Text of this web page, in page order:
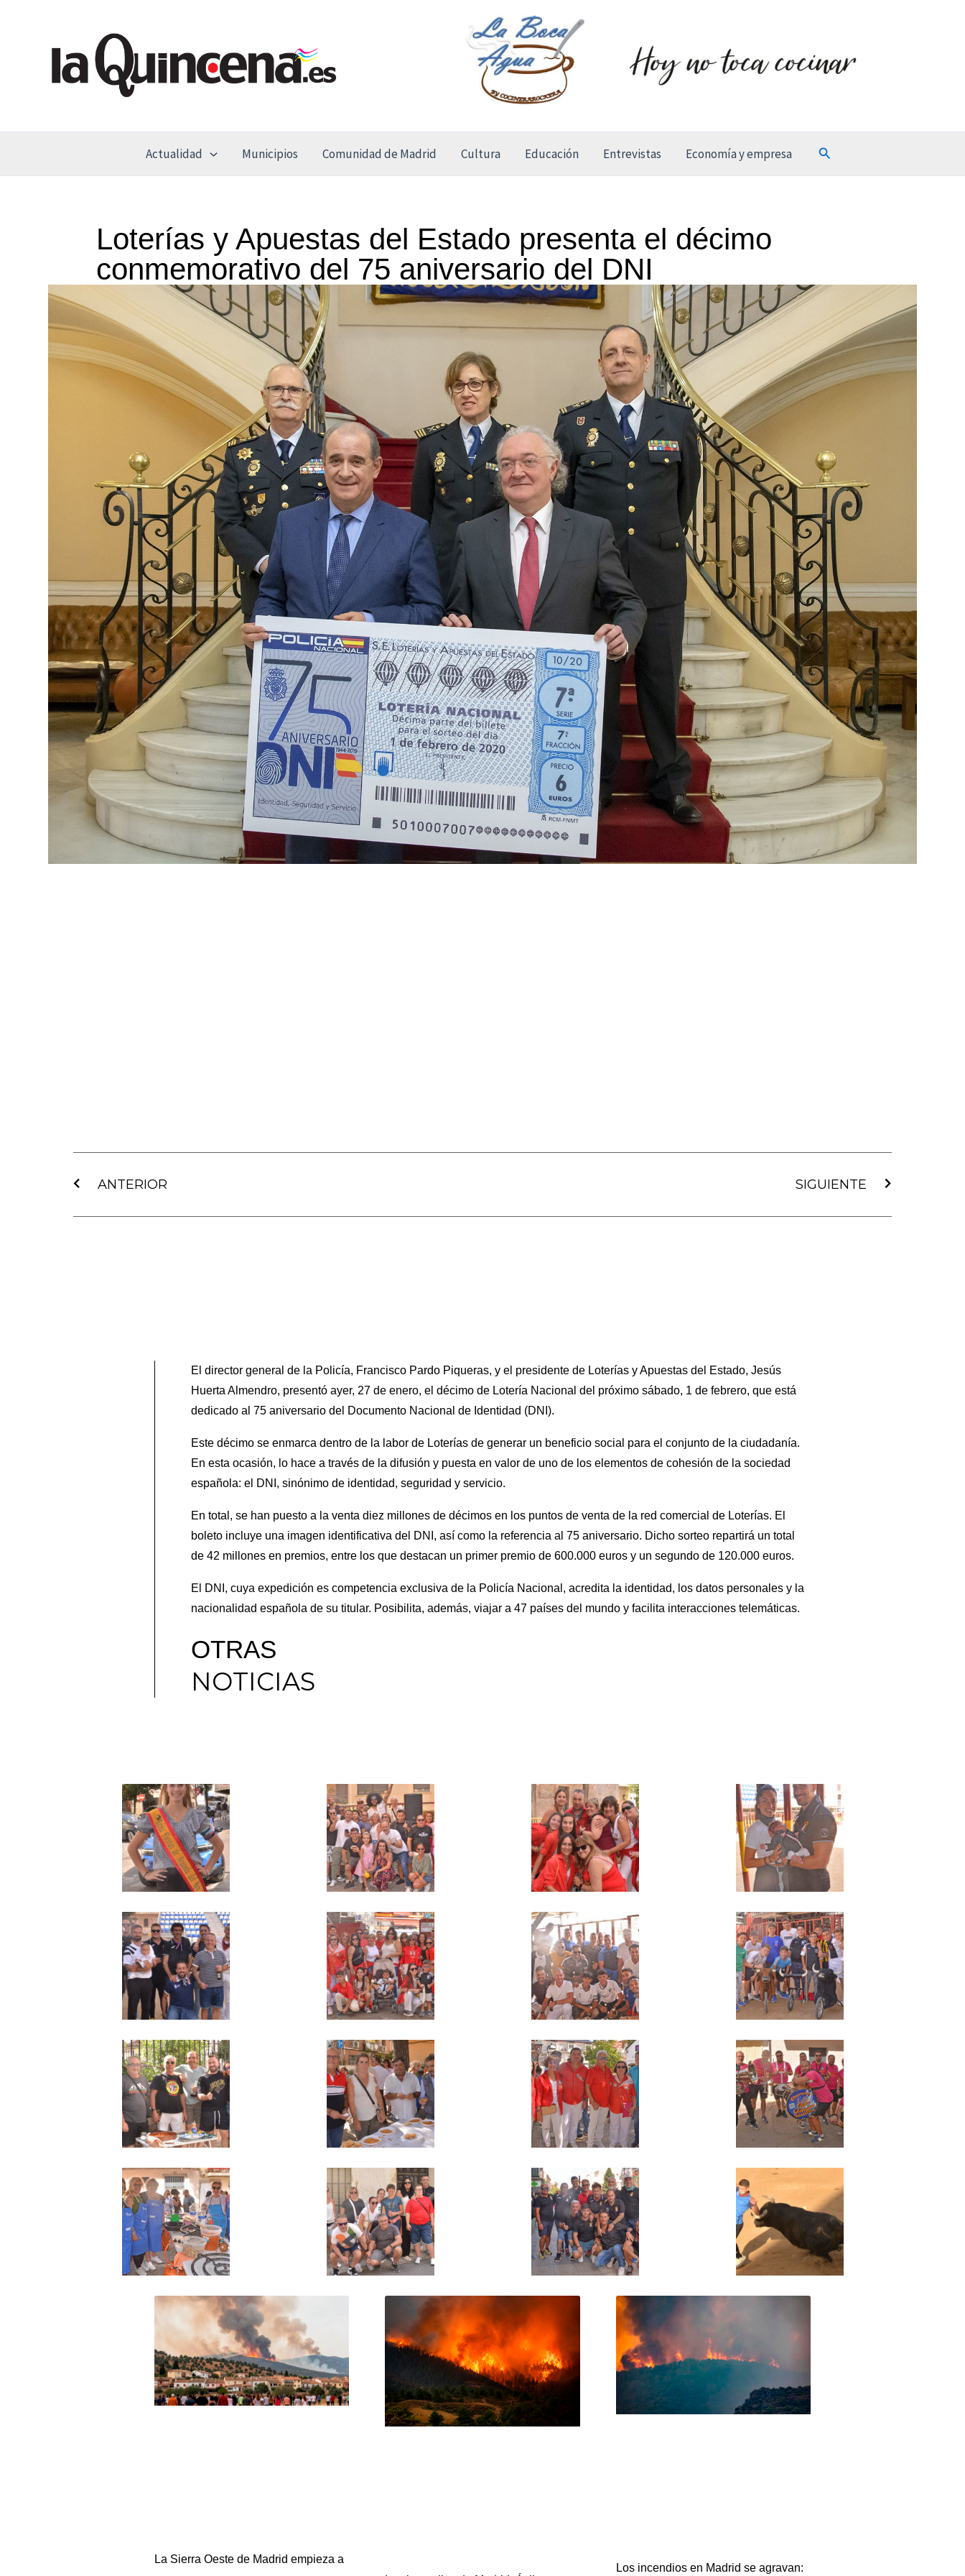
contenido
Actualidad Municipios Comunidad de Madrid Cultura Educación Entrevistas Economía y empresa Buscar
Loterías y Apuestas del Estado presenta el décimo
conmemorativo del 75 aniversario del DNI
ANTERIOR SIGUIENTE
El director general de la Policía, Francisco Pardo Piqueras, y el presidente de Loterías y Apuestas del Estado, Jesús
Huerta Almendro, presentó ayer, 27 de enero, el décimo de Lotería Nacional del próximo sábado, 1 de febrero, que está
dedicado al 75 aniversario del Documento Nacional de Identidad (DNI).
Este décimo se enmarca dentro de la labor de Loterías de generar un beneficio social para el conjunto de la ciudadanía.
En esta ocasión, lo hace a través de la difusión y puesta en valor de uno de los elementos de cohesión de la sociedad
española: el DNI, sinónimo de identidad, seguridad y servicio.
En total, se han puesto a la venta diez millones de décimos en los puntos de venta de la red comercial de Loterías. El
boleto incluye una imagen identificativa del DNI, así como la referencia al 75 aniversario. Dicho sorteo repartirá un total
de 42 millones en premios, entre los que destacan un primer premio de 600.000 euros y un segundo de 120.000 euros.
El DNI, cuya expedición es competencia exclusiva de la Policía Nacional, acredita la identidad, los datos personales y la
nacionalidad española de su titular. Posibilita, además, viajar a 47 países del mundo y facilita interacciones telemáticas.
OTRAS
NOTICIAS
La Sierra Oeste de Madrid empieza a
Los incendios en Madrid se agravan: